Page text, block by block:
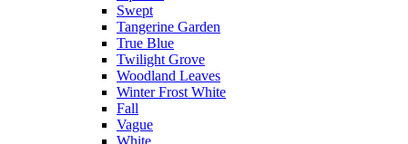
Swept
Tangerine Garden
True Blue
Twilight Grove
Woodland Leaves
Winter Frost White
Fall
Vague
White